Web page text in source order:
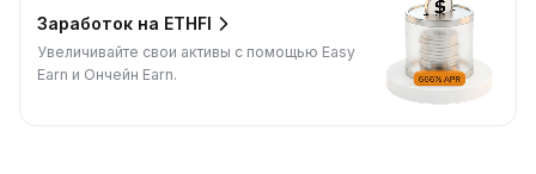
Заработок на ETHFI
Увеличивайте свои активы с помощью Easy
Earn и Ончейн Earn.